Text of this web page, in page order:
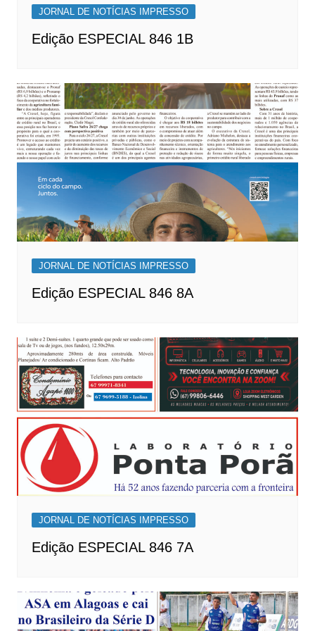
JORNAL DE NOTÍCIAS IMPRESSO
Edição ESPECIAL 846 1B
JORNAL DE NOTÍCIAS IMPRESSO
Edição ESPECIAL 846 8A
JORNAL DE NOTÍCIAS IMPRESSO
Edição ESPECIAL 846 7A